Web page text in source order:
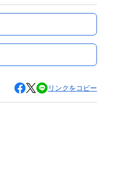
リンクをコピー